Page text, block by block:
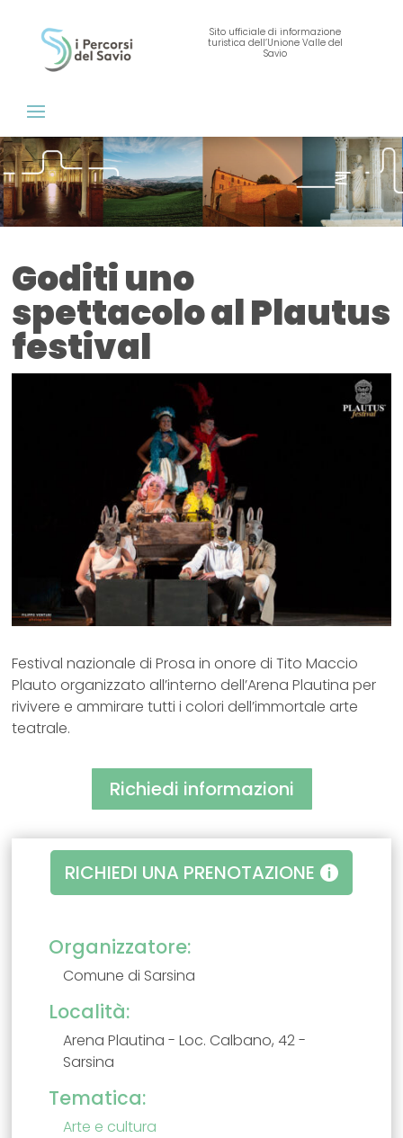
Sito ufficiale di informazione
turistica dell’Unione Valle del
Savio
Goditi uno
spettacolo al Plautus
festival
Festival nazionale di Prosa in onore di Tito Maccio
Plauto organizzato all’interno dell’Arena Plautina per
rivivere e ammirare tutti i colori dell’immortale arte
teatrale.
Richiedi informazioni
RICHIEDI UNA PRENOTAZIONE
Organizzatore:
Comune di Sarsina
Località:
Arena Plautina - Loc. Calbano, 42 -
Sarsina
Tematica:
Arte e cultura